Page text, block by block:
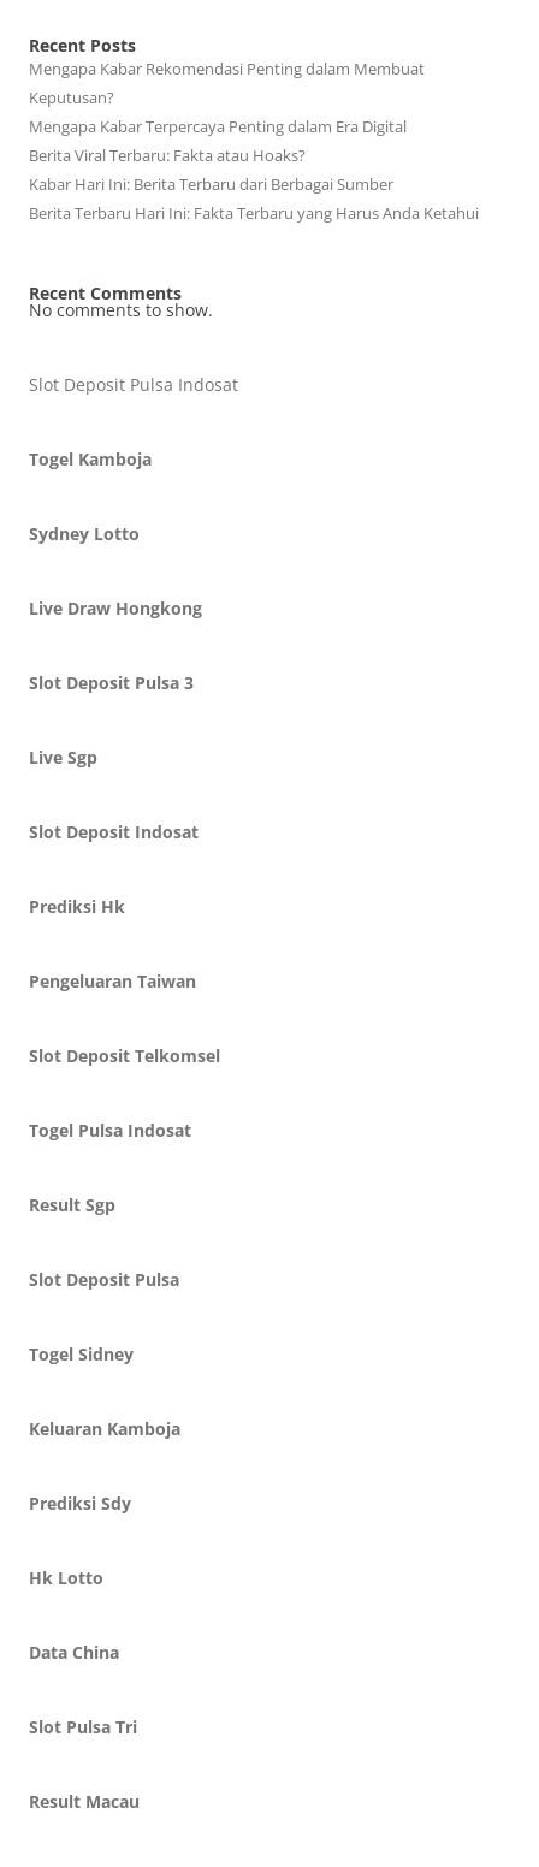
Recent Posts
Mengapa Kabar Rekomendasi Penting dalam Membuat
Keputusan?
Mengapa Kabar Terpercaya Penting dalam Era Digital
Berita Viral Terbaru: Fakta atau Hoaks?
Kabar Hari Ini: Berita Terbaru dari Berbagai Sumber
Berita Terbaru Hari Ini: Fakta Terbaru yang Harus Anda Ketahui
Recent Comments
No comments to show.
Slot Deposit Pulsa Indosat
Togel Kamboja
Sydney Lotto
Live Draw Hongkong
Slot Deposit Pulsa 3
Live Sgp
Slot Deposit Indosat
Prediksi Hk
Pengeluaran Taiwan
Slot Deposit Telkomsel
Togel Pulsa Indosat
Result Sgp
Slot Deposit Pulsa
Togel Sidney
Keluaran Kamboja
Prediksi Sdy
Hk Lotto
Data China
Slot Pulsa Tri
Result Macau